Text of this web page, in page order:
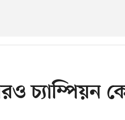
চ্যাম্পিয়ন